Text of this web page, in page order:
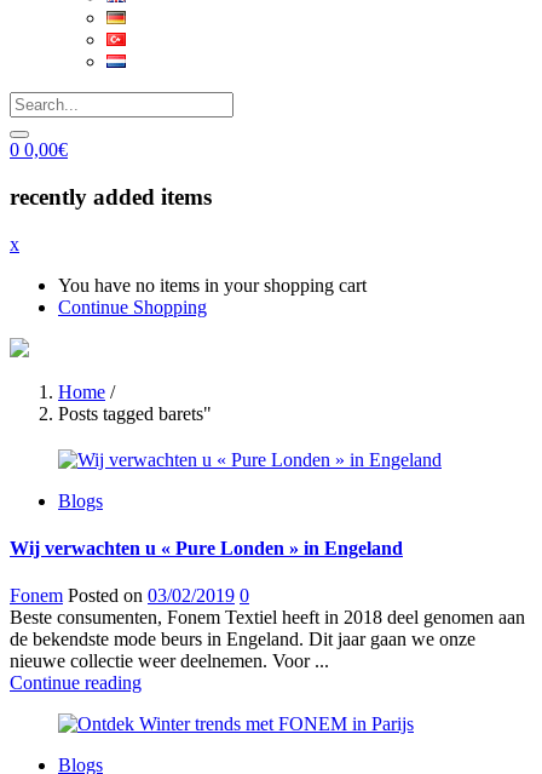
0 0,00€
recently added items
x
You have no items in your shopping cart
Continue Shopping
Home /
Posts tagged barets"
Blogs
Wij verwachten u « Pure Londen » in Engeland
Fonem Posted on 03/02/2019 0
Beste consumenten, Fonem Textiel heeft in 2018 deel genomen aan
de bekendste mode beurs in Engeland. Dit jaar gaan we onze
nieuwe collectie weer deelnemen. Voor ...
Continue reading
Blogs